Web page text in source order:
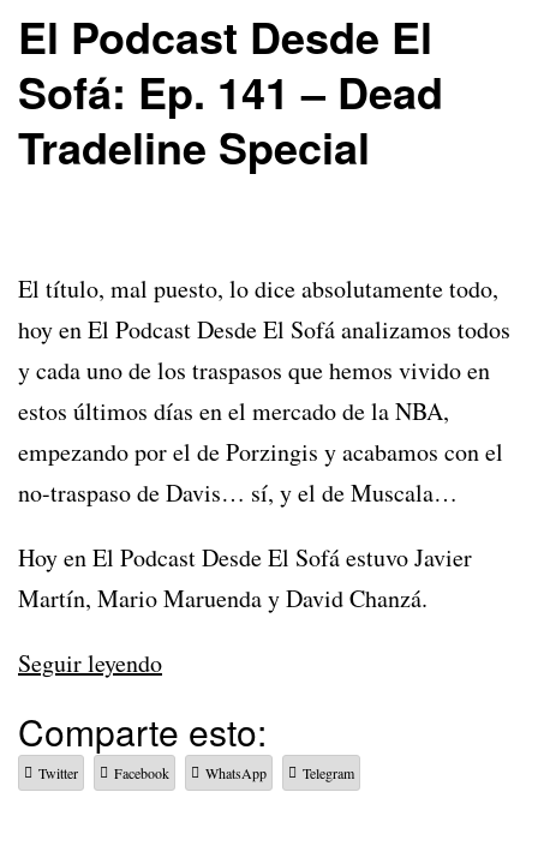
El Podcast Desde El
Sofá: Ep. 141 – Dead
Tradeline Special
El título, mal puesto, lo dice absolutamente todo,
hoy en El Podcast Desde El Sofá analizamos todos
y cada uno de los traspasos que hemos vivido en
estos últimos días en el mercado de la NBA,
empezando por el de Porzingis y acabamos con el
no-traspaso de Davis… sí, y el de Muscala…
Hoy en El Podcast Desde El Sofá estuvo Javier
Martín, Mario Maruenda y David Chanzá.
Seguir leyendoEl
Desde
El
Comparte esto:
Twitter Facebook WhatsApp Telegram